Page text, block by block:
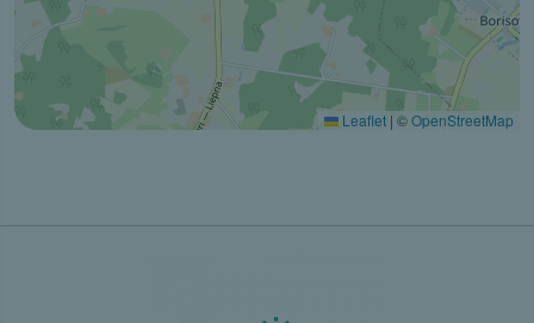
Leaflet | ©OpenStreetMap